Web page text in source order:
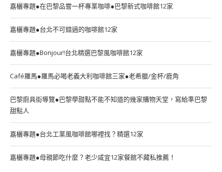
嘉欐專題●在巴黎品嘗一杯專業咖啡●巴黎新式咖啡館12家
嘉欐專題●台北不可錯過的咖啡館12家
嘉欐專題●Bonjour!台北精選巴黎風咖啡館12家
Café羅馬●羅馬必喝老義大利咖啡館三家●老希臘/金杯/鹿角
巴黎廚具街導覽●巴黎學甜點不能不知道的幾家購物天堂，寫給準巴黎
甜點人
嘉欐專題●台北工業風咖啡館哪裡找？精選12家
嘉欐專題●母親節吃什麼？老少咸宜12家餐館不藏私推薦！